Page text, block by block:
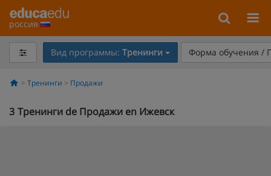
россия
Вид программы: Тренинги Форма обучения /
Тренинги Продажи
3 Тренинги de Продажи en Ижевск